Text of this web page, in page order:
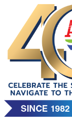
content